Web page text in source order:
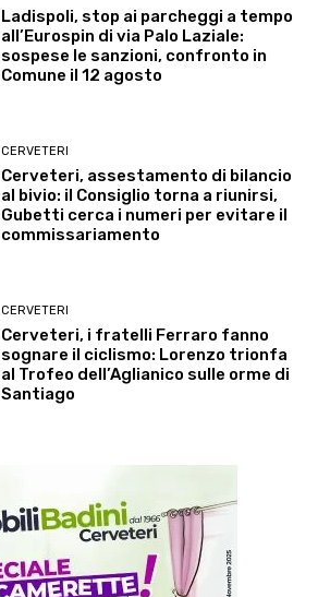
Ladispoli, stop ai parcheggi a tempo
all’Eurospin di via Palo Laziale:
sospese le sanzioni, confronto in
Comune il 12 agosto
CERVETERI
Cerveteri, assestamento di bilancio
al bivio: il Consiglio torna a riunirsi,
Gubetti cerca i numeri per evitare il
commissariamento
CERVETERI
Cerveteri, i fratelli Ferraro fanno
sognare il ciclismo: Lorenzo trionfa
al Trofeo dell’Aglianico sulle orme di
Santiago